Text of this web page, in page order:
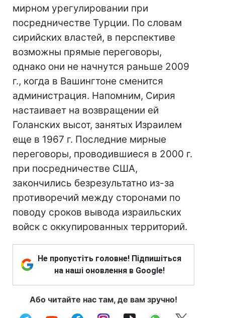
мирном урегулировании при
посредничестве Турции. По словам
сирийских властей, в перспективе
возможны прямые переговоры,
однако они не начнутся раньше 2009
г., когда в Вашингтоне сменится
администрация. Напомним, Сирия
настаивает на возвращении ей
Голанских высот, занятых Израилем
еще в 1967 г. Последние мирные
переговоры, проводившиеся в 2000 г.
при посредничестве США,
закончились безрезультатно из-за
противоречий между сторонами по
поводу сроков вывода израильских
войск с оккупированных территорий.
Не пропустіть головне! Підпишіться
на наші оновлення в Google!
Або читайте нас там, де вам зручно!